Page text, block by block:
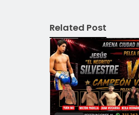
Related Post